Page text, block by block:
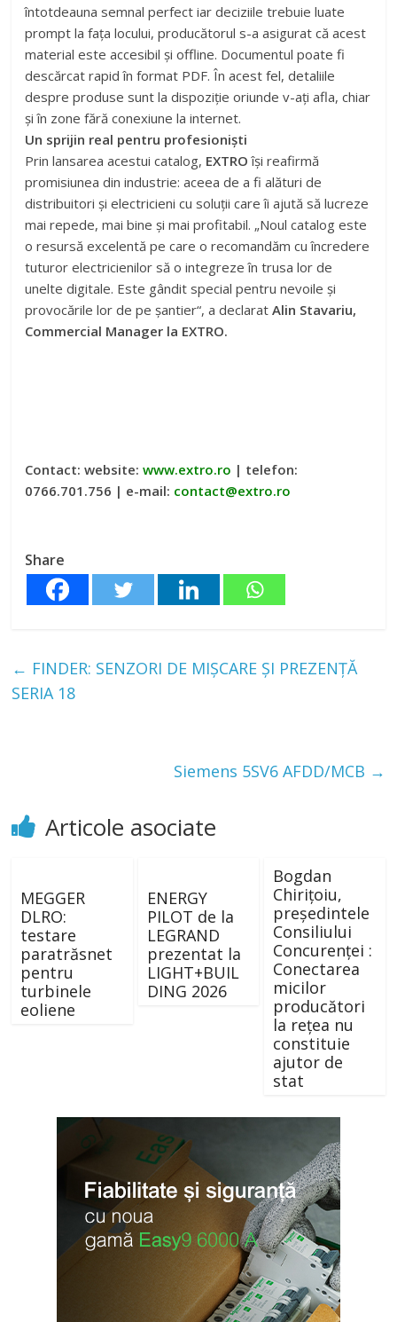
întotdeauna semnal perfect iar deciziile trebuie luate
prompt la fața locului, producătorul s-a asigurat că acest
material este accesibil și offline. Documentul poate fi
descărcat rapid în format PDF. În acest fel, detaliile
despre produse sunt la dispoziție oriunde v-ați afla, chiar
și în zone fără conexiune la internet.
Un sprijin real pentru profesioniști
Prin lansarea acestui catalog, EXTRO își reafirmă
promisiunea din industrie: aceea de a fi alături de
distribuitori și electricieni cu soluții care îi ajută să lucreze
mai repede, mai bine și mai profitabil. „Noul catalog este
o resursă excelentă pe care o recomandăm cu încredere
tuturor electricienilor să o integreze în trusa lor de
unelte digitale. Este gândit special pentru nevoile și
provocările lor de pe șantier“, a declaratAlin Stavariu,
Commercial Manager la EXTRO.
Contact: website:www.extro.ro | telefon:
0766.701.756 | e-mail: contact@extro.ro
Share
← FINDER: SENZORI DE MIȘCARE ȘI PREZENŢĂ
SERIA 18
Siemens 5SV6 AFDD/MCB →
Articole asociate
MEGGER
DLRO:
testare
paratrăsnet
pentru
turbinele
eoliene
ENERGY
PILOT de la
LEGRAND
prezentat la
LIGHT+BUIL
DING 2026
Bogdan
Chiriţoiu,
președintele
Consiliului
Concurenței :
Conectarea
micilor
producători
la rețea nu
constituie
ajutor de
stat